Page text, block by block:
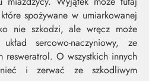
spożywane w umiarkowanej
nie szkodzi, ale wręcz może
sercowo-naczyniowy, ze
O wszystkich innych
i zerwać ze szkodliwym